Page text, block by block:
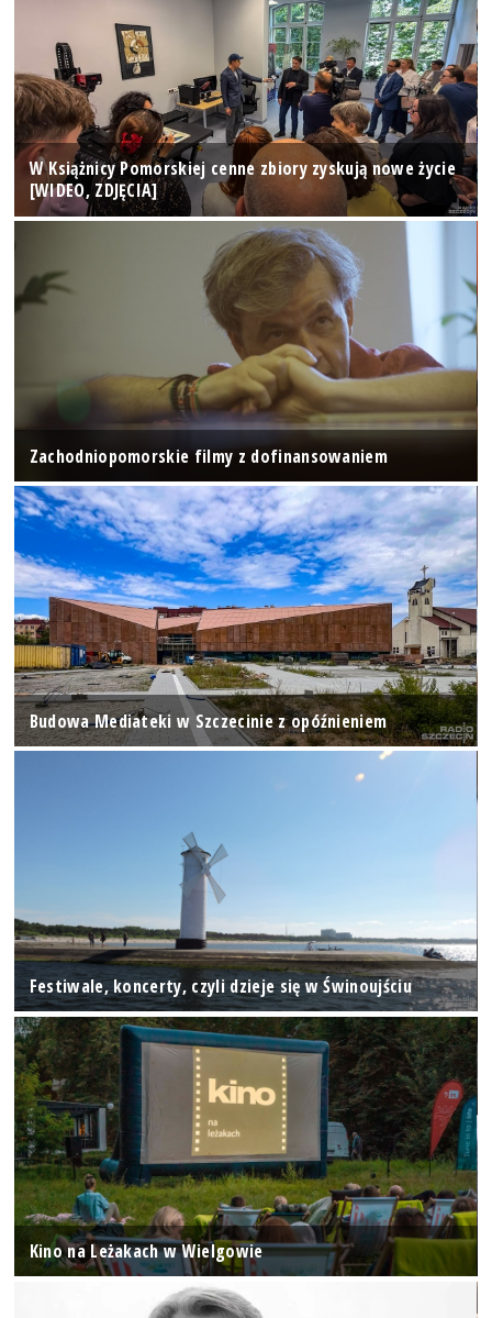
W Książnicy Pomorskiej cenne zbiory zyskują nowe życie
[WIDEO, ZDJĘCIA]
Zachodniopomorskie filmy z dofinansowaniem
Budowa Mediateki w Szczecinie z opóźnieniem
Festiwale, koncerty, czyli dzieje się w Świnoujściu
Kino na Leżakach w Wielgowie